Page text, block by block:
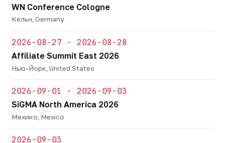
WN Conference Cologne
Кёльн, Germany
2026-08-27 - 2026-08-28
Affiliate Summit East 2026
Нью-Йорк, United States
2026-09-01 - 2026-09-03
SiGMA North America 2026
Мехико, Mexico
2026-09-03